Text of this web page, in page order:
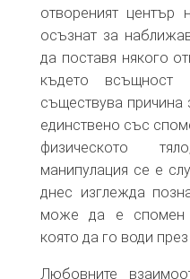
отвореният център
осъзнат за
да поставя някого
където
съществува причина
единствено със
физическото
манипулация се е
днес изглежда
може да е спомен
която да го води
Любовните